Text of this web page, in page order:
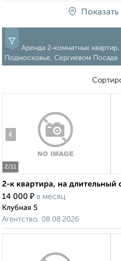
Показать
Аренда 2‑комнатных
Подмосковье, Сергиевом Посаде
2/11
‹
2-к квартира, на длительный
14 000 ₽ в месяц
Клубная 5
Агентство, 08.08.2026